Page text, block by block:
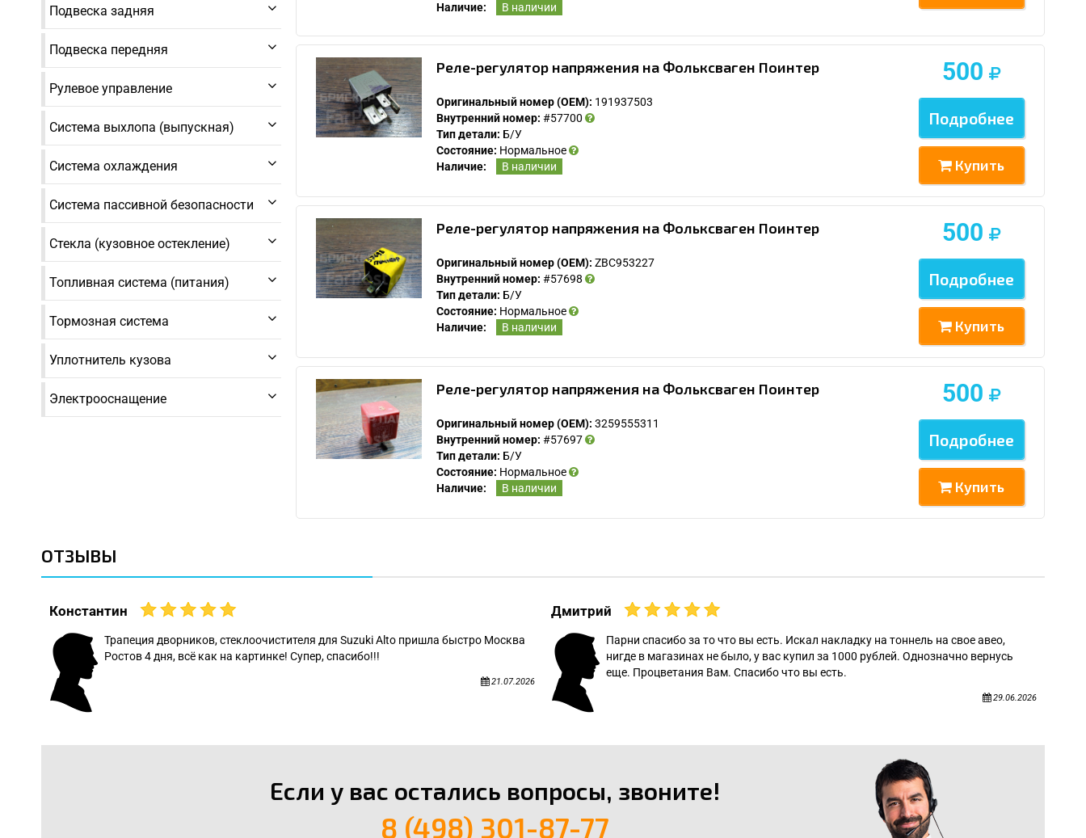
Подвеска задняя
Подвеска передняя
Рулевое управление
Система выхлопа (выпускная)
Система охлаждения
Система пассивной безопасности
Стекла (кузовное остекление)
Топливная система (питания)
Тормозная система
Уплотнитель кузова
Электрооснащение
Наличие:
В наличии
Реле-регулятор напряжения на Фольксваген Поинтер
Оригинальный номер (OEM): 191937503
Внутренний номер: #57700
Тип детали: Б/У
Состояние: Нормальное
Наличие:
В наличии
500
Подробнее
Купить
Реле-регулятор напряжения на Фольксваген Поинтер
Оригинальный номер (OEM): ZBC953227
Внутренний номер: #57698
Тип детали: Б/У
Состояние: Нормальное
Наличие:
В наличии
500
Подробнее
Купить
Реле-регулятор напряжения на Фольксваген Поинтер
Оригинальный номер (OEM): 3259555311
Внутренний номер: #57697
Тип детали: Б/У
Состояние: Нормальное
Наличие:
В наличии
500
Подробнее
Купить
ОТЗЫВЫ
Константин
Трапеция дворников, стеклоочистителя для Suzuki Alto пришла быстро Москва
Ростов 4 дня, всё как на картинке! Супер, спасибо!!!
21.07.2026
Дмитрий
Парни спасибо за то что вы есть. Искал накладку на тоннель на свое авео,
нигде в магазинах не было, у вас купил за 1000 рублей. Однозначно вернусь
еще. Процветания Вам. Спасибо что вы есть.
29.06.2026
Если у вас остались вопросы, звоните!
8 (498) 301-87-77